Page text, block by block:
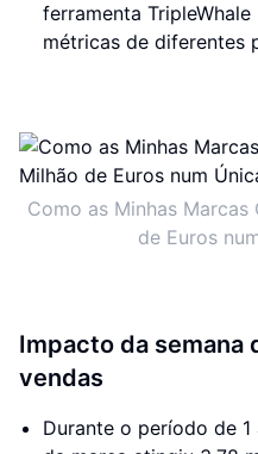
ferramenta
métricas de diferentes
Como as Minhas Marcas
de Euros
Impacto da semana
vendas
Durante o período de